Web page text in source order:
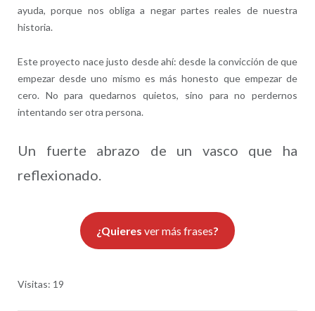
ayuda, porque nos obliga a negar partes reales de nuestra
historia.
Este proyecto nace justo desde ahí: desde la convicción de que
empezar desde uno mismo es más honesto que empezar de
cero. No para quedarnos quietos, sino para no perdernos
intentando ser otra persona.
Un fuerte abrazo de un vasco que ha
reflexionado.
¿Quieres ver más frases?
Visitas: 19